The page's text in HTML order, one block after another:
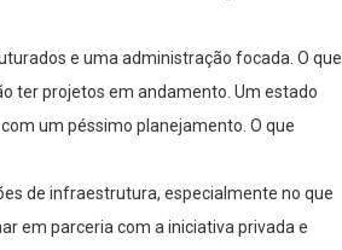
e uma administração focada. O que
ter projetos em andamento. Um estado
um péssimo planejamento. O que
de infraestrutura, especialmente no que
em parceria com a iniciativa privada e